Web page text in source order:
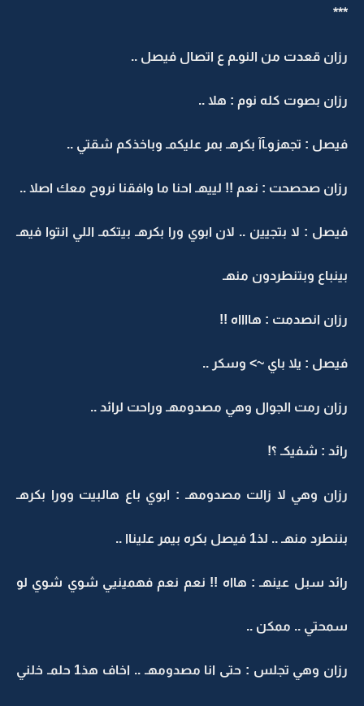
***
رزان قعدت من النوـم ع اتصال فيصل ..
رزان بصوت كله نوم : هلا ..
فيصل : تجهزوـآآ بكرهـ بمر عليكمـ وباخذكم شقتي ..
رزان صحصحت : نعم !! لييهـ احنا ما وافقنا نروح معك اصلا ..
فيصل : لا بتجيين .. لان ابوي ورا بكرهـ بيتكمـ اللي انتوا فيهـ
بينباع وبتنطردون منهـ
رزان انصدمت : هااااه !!
فيصل : يلا باي ~> وسكر ..
رزان رمت الجوال وهي مصدومهـ وراحت لرائد ..
رائد : شفيكـ ؟!
رزان وهي لا زالت مصدومهـ : ابوي باع هالبيت وورا بكرهـ
بننطرد منهـ .. لذ1 فيصل بكره بيمر عليناا ..
رائد سبل عينهـ : هااه !! نعم نعم فهمينيي شوي شوي لو
سمحتي .. ممكن ..
رزان وهي تجلس : حتى انا مصدومهـ .. اخاف هذ1 حلمـ خلني